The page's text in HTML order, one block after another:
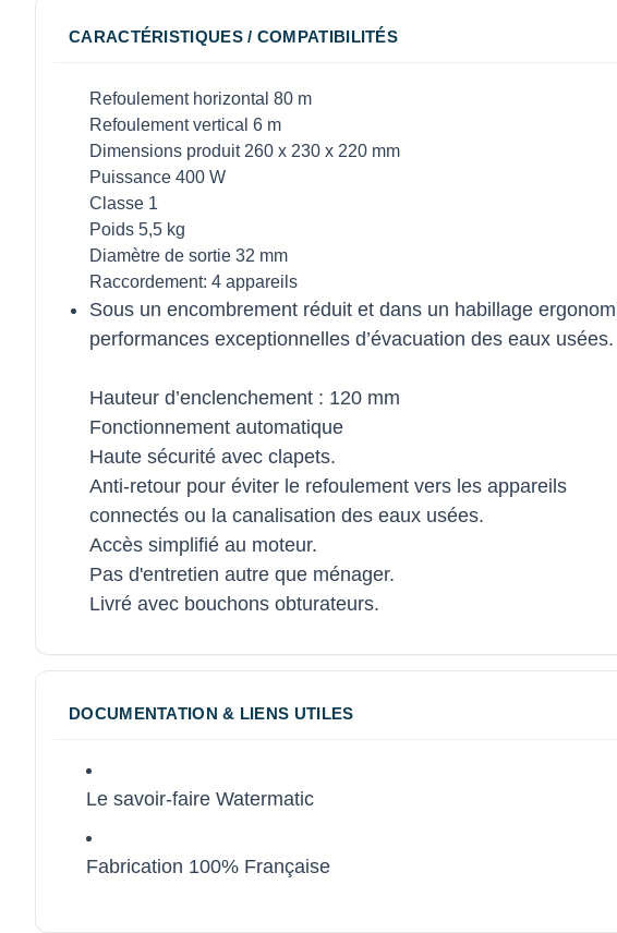
CARACTÉRISTIQUES / COMPATIBILITÉS
Refoulement horizontal 80 m
Refoulement vertical 6 m
Dimensions produit 260 x 230 x 220 mm
Puissance 400 W
Classe 1
Poids 5,5 kg
Diamètre de sortie 32 mm
Raccordement: 4 appareils
Sous un encombrement réduit et dans un habillage
performances exceptionnelles d’évacuation des eaux usées.
Hauteur d’enclenchement : 120 mm
Fonctionnement automatique
Haute sécurité avec clapets.
Anti-retour pour éviter le refoulement vers les appareils
connectés ou la canalisation des eaux usées.
Accès simplifié au moteur.
Pas d'entretien autre que ménager.
Livré avec bouchons obturateurs.
DOCUMENTATION & LIENS UTILES
Le savoir-faire Watermatic
Fabrication 100% Française